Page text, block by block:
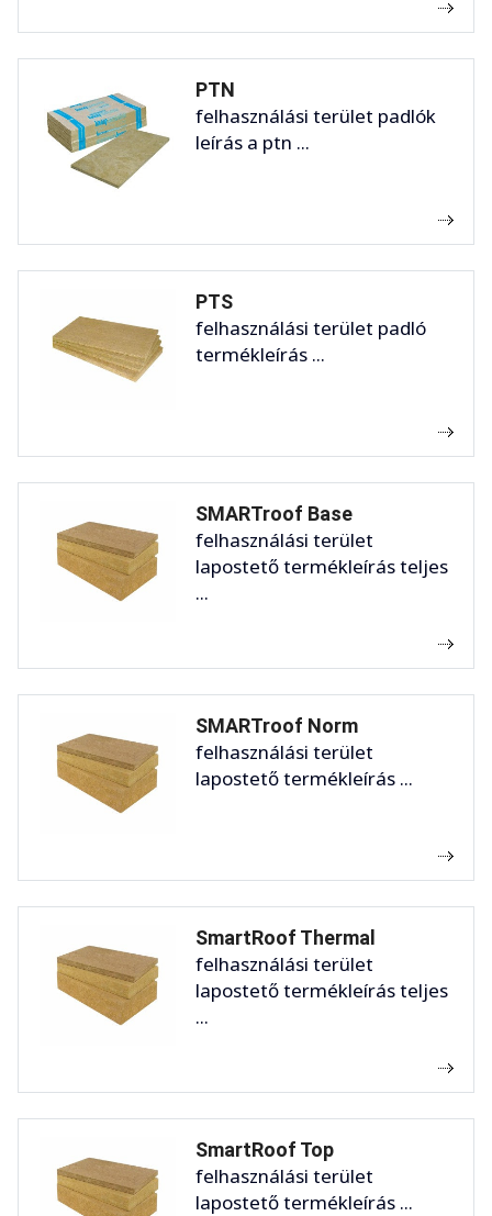
PTN
felhasználási terület padlók
leírás a ptn ...
PTS
felhasználási terület padló
termékleírás ...
SMARTroof Base
felhasználási terület
lapostető termékleírás teljes
...
SMARTroof Norm
felhasználási terület
lapostető termékleírás ...
SmartRoof Thermal
felhasználási terület
lapostető termékleírás teljes
...
SmartRoof Top
felhasználási terület
lapostető termékleírás ...